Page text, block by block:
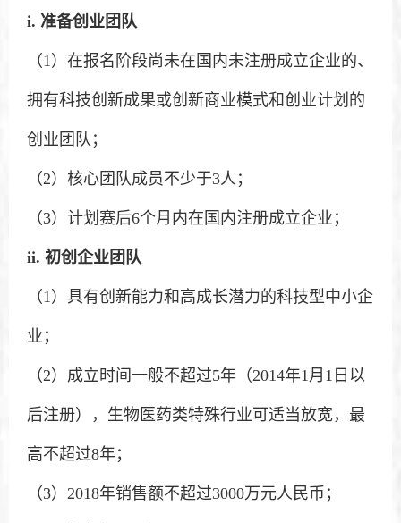
i. 准备创业团队
（1）在报名阶段尚未在国内未注册成立企业的、
拥有科技创新成果或创新商业模式和创业计划的
创业团队；
（2）核心团队成员不少于3人；
（3）计划赛后6个月内在国内注册成立企业；
ii. 初创企业团队
（1）具有创新能力和高成长潜力的科技型中小企
业；
（2）成立时间一般不超过5年（2014年1月1日以
后注册），生物医药类特殊行业可适当放宽，最
高不超过8年；
（3）2018年销售额不超过3000万元人民币；